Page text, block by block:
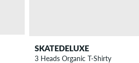
SKATEDELUXE
3 Heads Organic T-Shirty